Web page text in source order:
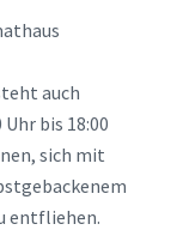
auch
bis 18:00
sich mit
entfliehen.